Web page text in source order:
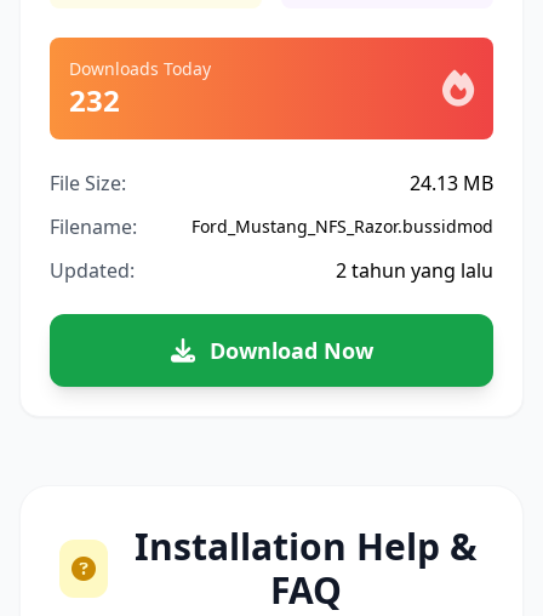
Downloads Today
232
File Size:
24.13 MB
Filename:
Ford_Mustang_NFS_Razor.bussidmod
Updated: 2 tahun yang lalu
Download Now
Installation Help &
FAQ